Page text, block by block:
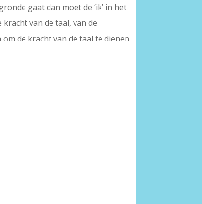
gaat dan moet de ‘ik’ in het
van de taal, van de
de kracht van de taal te dienen.